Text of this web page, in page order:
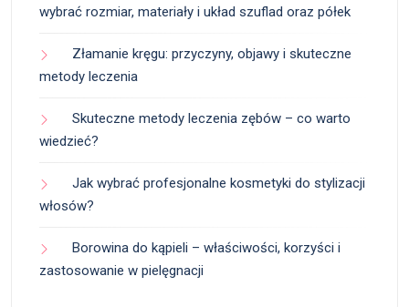
wybrać rozmiar, materiały i układ szuflad oraz półek
Złamanie kręgu: przyczyny, objawy i skuteczne
metody leczenia
Skuteczne metody leczenia zębów – co warto
wiedzieć?
Jak wybrać profesjonalne kosmetyki do stylizacji
włosów?
Borowina do kąpieli – właściwości, korzyści i
zastosowanie w pielęgnacji